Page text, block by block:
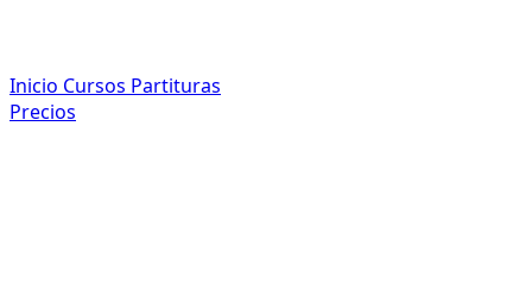
Inicio Cursos Partituras
Precios